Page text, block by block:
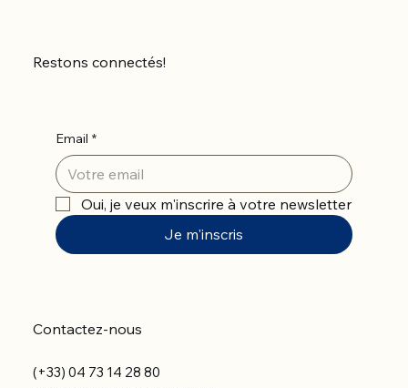
Restons connectés!
Email *
Oui, je veux m'inscrire à votre newsletter
Je m'inscris
Contactez-nous
(+33) 04 73 14 28 80